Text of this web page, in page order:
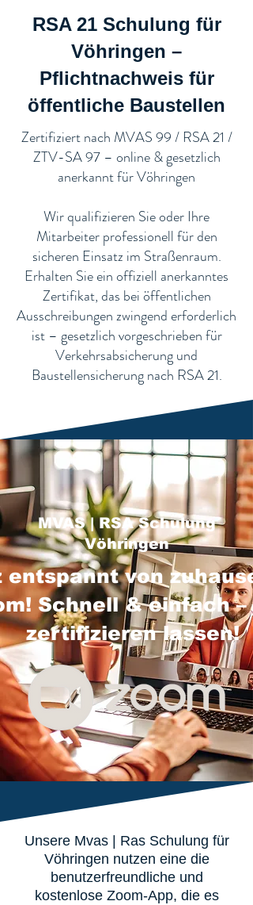
RSA 21 Schulung für
Vöhringen –
Pflichtnachweis für
öffentliche Baustellen​
​Zertifiziert nach MVAS 99 / RSA 21 /
ZTV-SA 97 – online & gesetzlich
anerkannt für Vöhringen
Wir qualifizieren Sie oder Ihre
Mitarbeiter professionell für den
sicheren Einsatz im Straßenraum.
Erhalten Sie ein offiziell anerkanntes
Zertifikat, das bei öffentlichen
Ausschreibungen zwingend erforderlich
ist – gesetzlich vorgeschrieben für
Verkehrsabsicherung und
Baustellensicherung nach RSA 21.
MVAS | RSA Schulung
Vöhringen
entspannt von
Schnell & einfach –
zertifizieren lassen!
Unsere Mvas | Ras Schulung für
Vöhringen nutzen eine die
benutzerfreundliche und
kostenlose Zoom-App, die es